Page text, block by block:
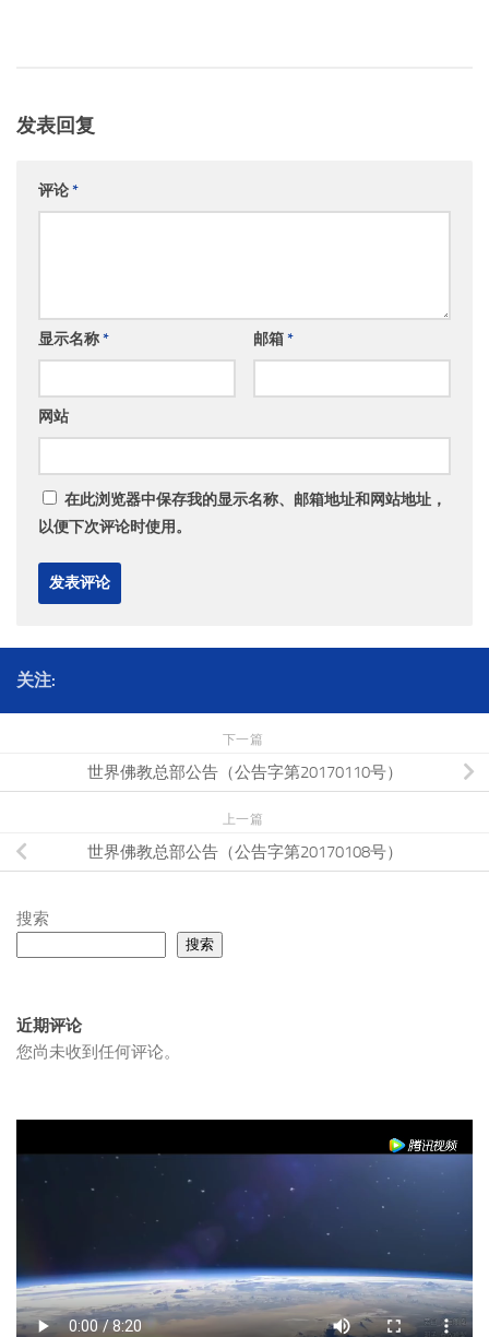
发表回复
评论*
显示名称* 邮箱*
网站
在此浏览器中保存我的显示名称、邮箱地址和网站地址，
以便下次评论时使用。
关注:
下一篇
世界佛教总部公告（公告字第20170110号）
上一篇
世界佛教总部公告（公告字第20170108号）
搜索
搜索
近期评论
您尚未收到任何评论。